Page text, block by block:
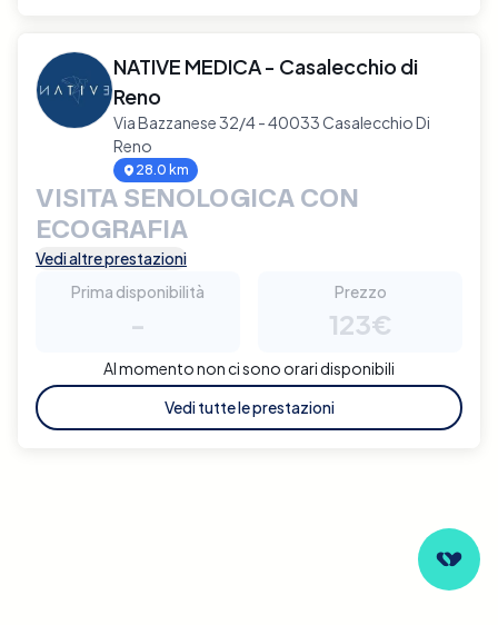
NATIVE MEDICA - Casalecchio di
Reno
Via Bazzanese 32/4 - 40033 Casalecchio Di
Reno
28.0 km
VISITA SENOLOGICA CON
ECOGRAFIA
Vedi altre prestazioni
Prima disponibilità
-
Prezzo
123€
Al momento non ci sono orari disponibili
Vedi tutte le prestazioni